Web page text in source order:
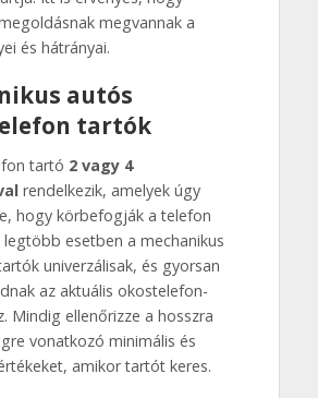
megvannak a
és hátrányai.
autós
tartók
tartó 2 vagy 4
rendelkezik, amelyek úgy
hogy körbefogják a telefon
legtöbb esetben a mechanikus
univerzálisak, és gyorsan
az aktuális okostelefon-
Mindig ellenőrizze a hosszra
vonatkozó minimális és
amikor tartót keres.